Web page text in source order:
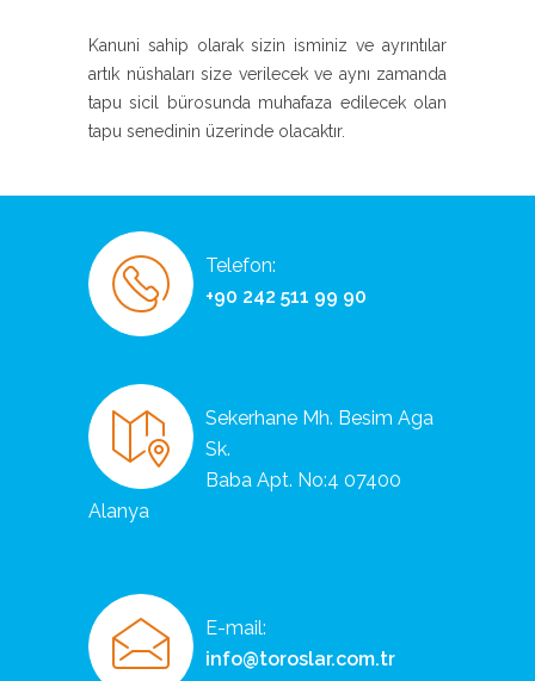
Kanuni sahip olarak sizin isminiz ve ayrıntılar
artık nüshaları size verilecek ve aynı zamanda
tapu sicil bürosunda muhafaza edilecek olan
tapu senedinin üzerinde olacaktır.
Telefon:
+90 242 511 99 90
Sekerhane Mh. Besim Aga
Sk.
Baba Apt. No:4 07400
Alanya
E-mail:
info@toroslar.com.tr